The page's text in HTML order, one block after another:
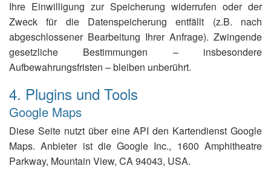
Ihre Einwilligung zur Speicherung widerrufen oder der
Zweck für die Datenspeicherung entfällt (z.B. nach
abgeschlossener Bearbeitung Ihrer Anfrage). Zwingende
gesetzliche Bestimmungen – insbesondere
Aufbewahrungsfristen – bleiben unberührt.
4. Plugins und Tools
Google Maps
Diese Seite nutzt über eine API den Kartendienst Google
Maps. Anbieter ist die Google Inc., 1600 Amphitheatre
Parkway, Mountain View, CA 94043, USA.